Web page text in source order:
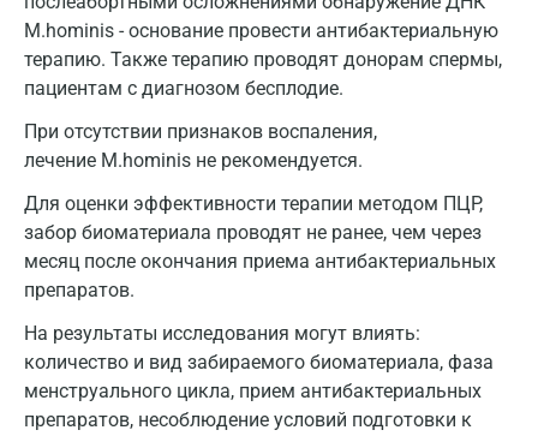
M.hominis - основание провести антибактериальную
терапию. Также терапию проводят донорам спермы,
пациентам с диагнозом бесплодие.
При отсутствии признаков воспаления,
лечение M.hominis не рекомендуется.
Для оценки эффективности терапии методом ПЦР,
забор биоматериала проводят не ранее, чем через
месяц после окончания приема антибактериальных
препаратов.
На результаты исследования могут влиять:
количество и вид забираемого биоматериала, фаза
менструального цикла, прием антибактериальных
препаратов, несоблюдение условий подготовки к
Курск
Лабинск
Липецк
Люберцы
Майкоп
Мурино
Мурманск
Мытищи